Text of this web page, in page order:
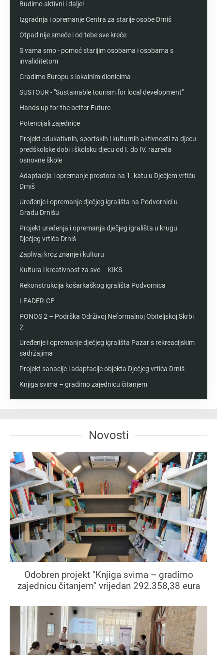
Budimo aktivni i dalje!
Izgradnja i opremanje Centra za starije osobe Drniš
Otpad nije smeće i od tebe sve kreće
S vama smo - pomoć starijim osobama i osobama s
invaliditetom
Gradimo Europu s lokalnim dionicima
SUSTOUR - "Sustainable tourism for local development"
Hands up for the better Future
Potencijali zajednice
Projekt edukativnih, sportskih i kulturnih aktivnosti za djecu
predškolske dobi i školsku djecu od I. do IV. razreda
osnovne škole
Adaptacija i opremanje prostora na 1. katu u Dječjem vrtiću
Drniš
Uređenje i opremanje dječjeg igrališta na Podvornici u
Gradu Drnišu
Projekt uređenja i opremanja dječjeg igrališta u krugu
Dječjeg vrtića Drniš
Zaplivaj kroz znanje i kulturu
Kultura i kreativnost za sve – KIKS
Rekonstrukcija košarkaškog igrališta Podvornica
LEADER-CE
PONOS 2 – Podrška Održivoj Neformalnoj Obiteljskoj Skrbi
2
Uređenje i opremanje dječjeg igrališta Pazar s rekreacijskim
sadržajima
Projekt sanacije i adaptacije objekta Dječjeg vrtića Drniš
Knjiga svima – gradimo zajednicu čitanjem
Novosti
Odobren projekt "Knjiga svima – gradimo
zajednicu čitanjem" vrijedan 292.358,38 eura